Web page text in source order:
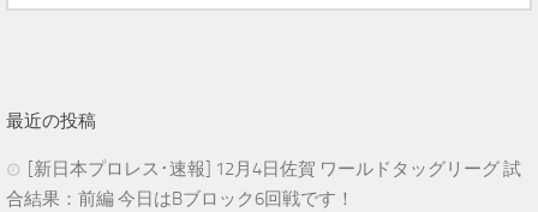
最近の投稿
[新日本プロレス･速報] 12月4日佐賀 ワールドタッグリーグ 試
合結果：前編 今日はBブロック6回戦です！